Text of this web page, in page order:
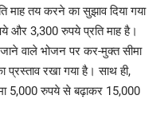
माह तय करने का सुझाव दिया गया
और 3,300 रुपये प्रति माह है।
जाने वाले भोजन पर कर-मुक्त सीमा
रखा गया है। साथ ही,
5,000 रुपये से बढ़ाकर 15,000